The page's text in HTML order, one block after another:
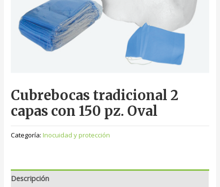
Cubrebocas tradicional 2
capas con 150 pz. Oval
Categoría:Inocuidad y protección
Descripción